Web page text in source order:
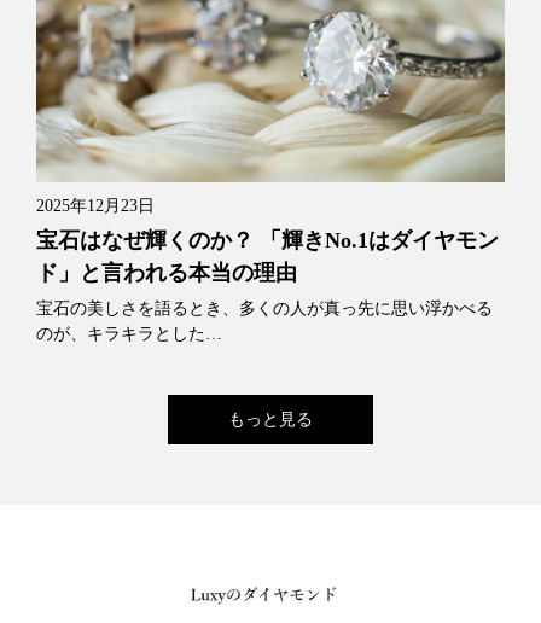
2025年12月23日
宝石はなぜ輝くのか？ 「輝きNo.1はダイヤモン
ド」と言われる本当の理由
宝石の美しさを語るとき、多くの人が真っ先に思い浮かべる
のが、キラキラとした…
もっと見る